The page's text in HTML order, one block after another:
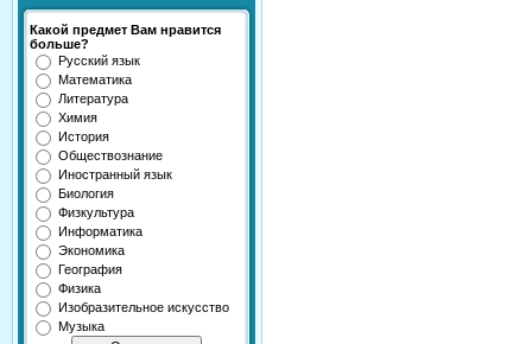
Какой предмет Вам нравится
больше?
Русский язык
Математика
Литература
Химия
История
Обществознание
Иностранный язык
Биология
Физкультура
Информатика
Экономика
География
Физика
Изобразительное искусство
Музыка